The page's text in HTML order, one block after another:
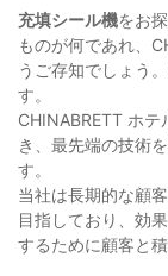
充填シール機をお
ものが何であれ、
うご存知でしょう
す。
CHINABRETT ホ
き、最先端の技術
す。
当社は長期的な顧
目指しており、効
するために顧客と